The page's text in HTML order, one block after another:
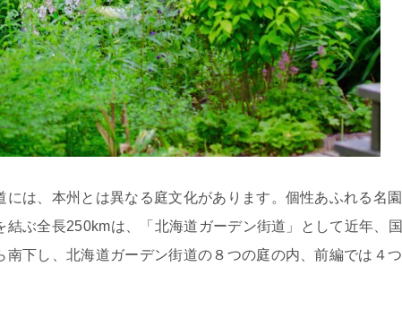
は、本州とは異なる庭文化があります。個性あふれる名園
ぶ全長250kmは、「北海道ガーデン街道」として近年、国
下し、北海道ガーデン街道の８つの庭の内、前編では４つ